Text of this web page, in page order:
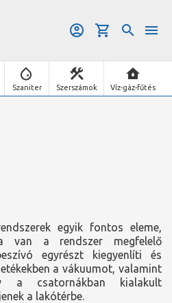
Szaniter Szerszámok Víz-gáz-fűtés
egyik fontos eleme,
van a rendszer megfelelő
egyrészt kiegyenlíti és
a vákuumot, valamint
a csatornákban kialakult
a lakótérbe.